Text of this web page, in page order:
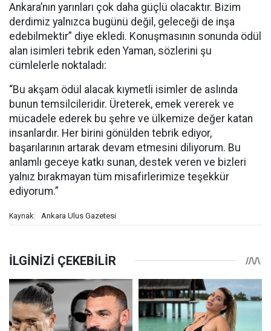
Ankara’nın yarınları çok daha güçlü olacaktır. Bizim
derdimiz yalnızca bugünü değil, geleceği de inşa
edebilmektir” diye ekledi. Konuşmasının sonunda ödül
alan isimleri tebrik eden Yaman, sözlerini şu
cümlelerle noktaladı:
“Bu akşam ödül alacak kıymetli isimler de aslında
bunun temsilcileridir. Üreterek, emek vererek ve
mücadele ederek bu şehre ve ülkemize değer katan
insanlardır. Her birini gönülden tebrik ediyor,
başarılarının artarak devam etmesini diliyorum. Bu
anlamlı geceye katkı sunan, destek veren ve bizleri
yalnız bırakmayan tüm misafirlerimize teşekkür
ediyorum.”
Kaynak: Ankara Ulus Gazetesi